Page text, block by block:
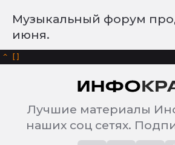
Музыкальный форум
июня.
^
Лучшие материалы
наших соц сетях.